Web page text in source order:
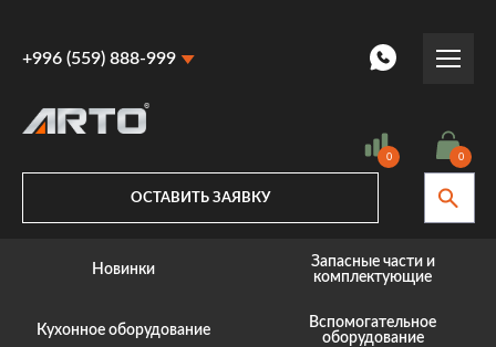
+996 (559) 888-999
+996 (559) 888-999
0 0
ОСТАВИТЬ ЗАЯВКУ
Новинки
Кухонное оборудование
Запасные части и
комплектующие
Вспомогательное
оборудование